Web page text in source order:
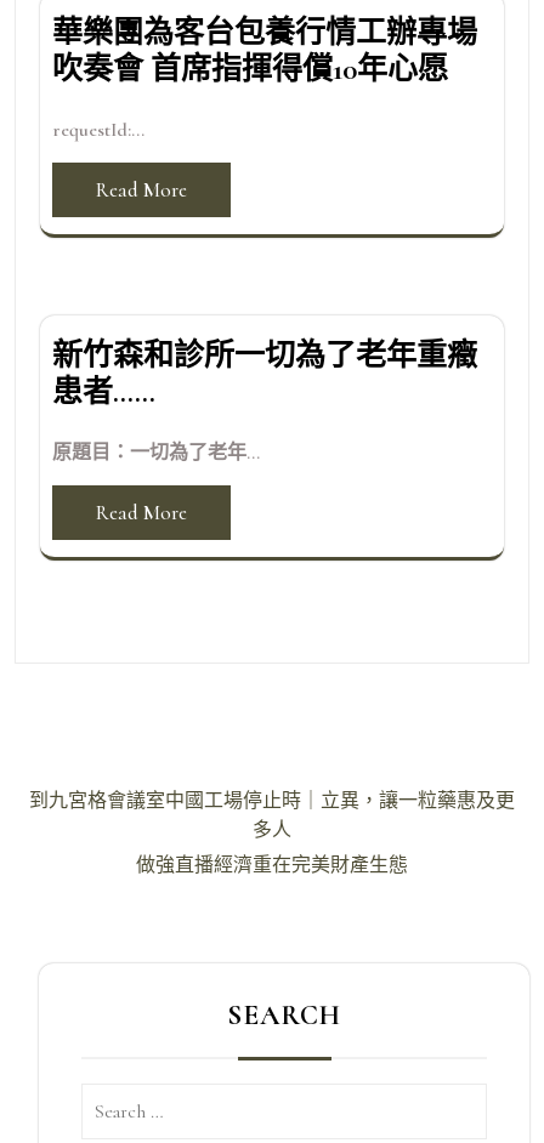
華樂團為客台包養行情工辦專場
吹奏會 首席指揮得償10年心愿
requestId:...
Read More
新竹森和診所一切為了老年重癥
患者……
原題目：一切為了老年...
Read More
文
到九宮格會議室中國工場停止時｜立異，讓一粒藥惠及更
多人
做強直播經濟重在完美財產生態
SEARCH